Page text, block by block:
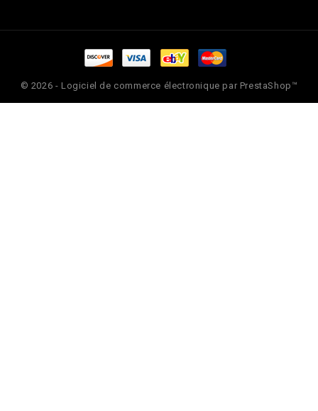
© 2026 - Logiciel de commerce électronique par PrestaShop™